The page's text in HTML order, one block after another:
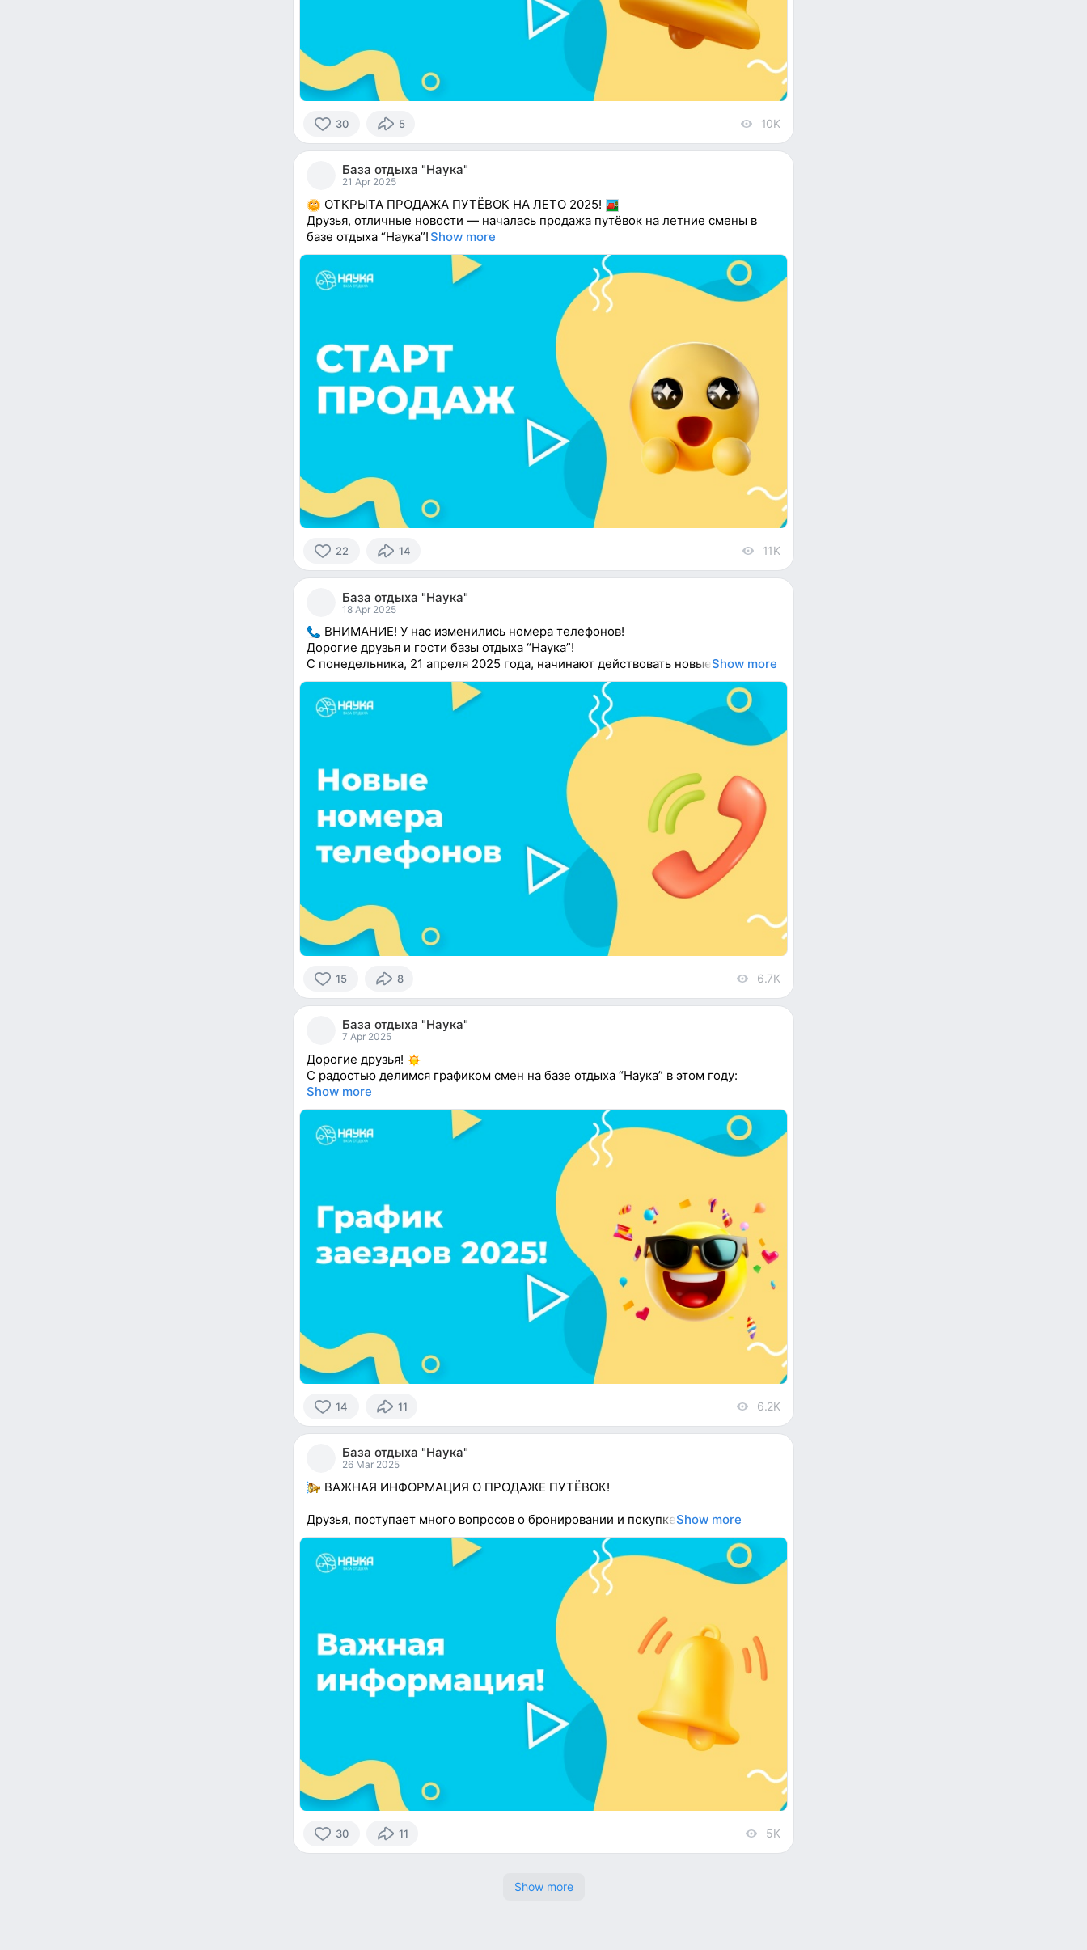
30
30
reacted
5 10K
База отдыха "Наука"
21 Apr 2025
ОТКРЫТА ПРОДАЖА ПУТЁВОК НА ЛЕТО 2025!
Друзья, отличные новости — началась продажа путёвок на летние смены в
базе отдыха “Наука”!Show more
22
22
reacted
14 11K
База отдыха "Наука"
18 Apr 2025
ВНИМАНИЕ! У нас изменились номера телефонов!
Дорогие друзья и гости базы отдыха “Наука”!
С понедельника, 21 апреля 2025 года, начинают действовать новыеShow more
15
15
reacted
8 6.7K
База отдыха "Наука"
7 Apr 2025
Дорогие друзья!
С радостью делимся графиком смен на базе отдыха “Наука” в этом году:
Show more
14
14
reacted
11 6.2K
База отдыха "Наука"
26 Mar 2025
ВАЖНАЯ ИНФОРМАЦИЯ О ПРОДАЖЕ ПУТЁВОК!
Друзья, поступает много вопросов о бронировании и покупкеShow more
30
30
11 5K
Show more